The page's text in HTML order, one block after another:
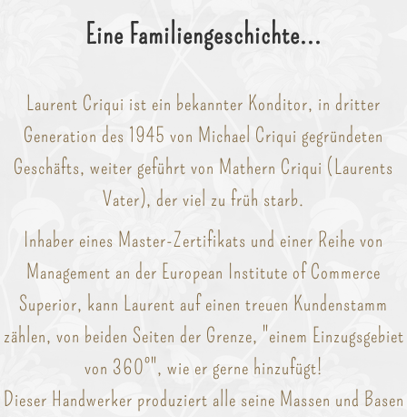
Eine Familiengeschichte...
Laurent Criqui ist ein bekannter Konditor, in dritter
Generation des 1945 von Michael Criqui gegründeten
Geschäfts, weiter geführt von Mathern Criqui (Laurents
Vater), der viel zu früh starb.
Inhaber eines Master-Zertifikats und einer Reihe von
Management an der European Institute of Commerce
Superior, kann Laurent auf einen treuen Kundenstamm
zählen, von beiden Seiten der Grenze, "einem Einzugsgebiet
von 360°", wie er gerne hinzufügt!
Dieser Handwerker produziert alle seine Massen und Basen